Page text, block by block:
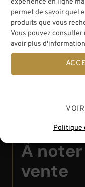
permet de savoir quel
produits que vous
Vous pouvez
avoir plus
Politique
Ensuite,
par la non
normal
une date
Ce n’est une
avoir recours.
À
vente